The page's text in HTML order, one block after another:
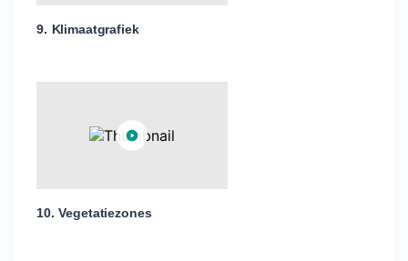
9. Klimaatgrafiek
10. Vegetatiezones